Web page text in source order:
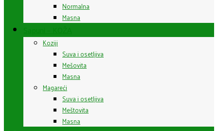
Normalna
Masna
Koziji
Suva i osetljiva
Mešovita
Masna
Magareći
Suva i osetljiva
Meštovita
Masna